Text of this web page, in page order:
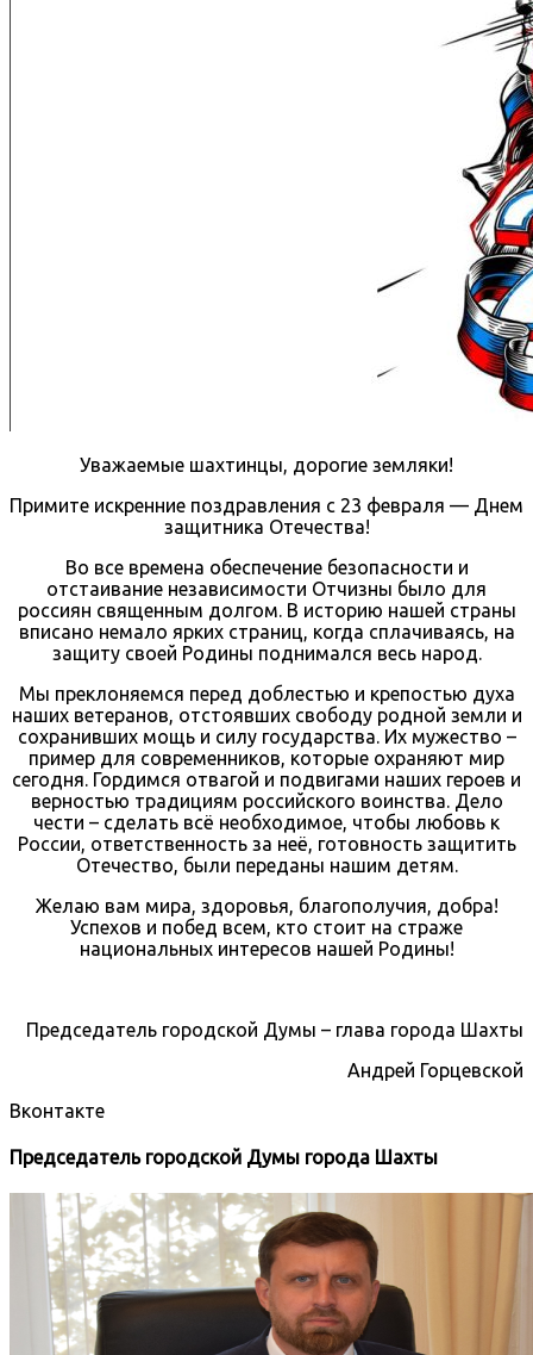
Уважаемые шахтинцы, дорогие земляки!
Примите искренние поздравления с 23 февраля — Днем
защитника Отечества!
Во все времена обеспечение безопасности и
отстаивание независимости Отчизны было для
россиян священным долгом. В историю нашей страны
вписано немало ярких страниц, когда сплачиваясь, на
защиту своей Родины поднимался весь народ.
Мы преклоняемся перед доблестью и крепостью духа
наших ветеранов, отстоявших свободу родной земли и
сохранивших мощь и силу государства. Их мужество –
пример для современников, которые охраняют мир
сегодня. Гордимся отвагой и подвигами наших героев и
верностью традициям российского воинства. Дело
чести – сделать всё необходимое, чтобы любовь к
России, ответственность за неё, готовность защитить
Отечество, были переданы нашим детям.
Желаю вам мира, здоровья, благополучия, добра!
Успехов и побед всем, кто стоит на страже
национальных интересов нашей Родины!
Председатель городской Думы – глава города Шахты
Андрей Горцевской
Вконтакте
Председатель городской Думы города Шахты